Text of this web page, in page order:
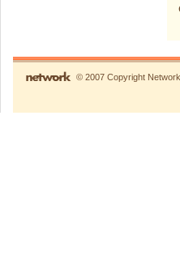
© 2007 Copyright